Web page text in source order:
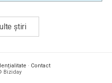
știri
· Contact
Biziday